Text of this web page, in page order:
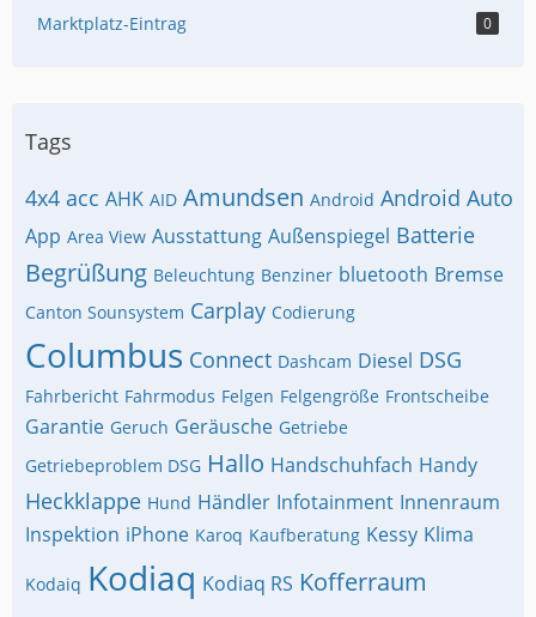
Marktplatz-Eintrag 0
Tags
4x4 acc AHK AID Amundsen Android Android Auto
App Area View Ausstattung Außenspiegel Batterie
Begrüßung Beleuchtung Benziner bluetooth Bremse
Canton Sounsystem Carplay Codierung
Columbus Connect Dashcam Diesel DSG
Fahrbericht Fahrmodus Felgen Felgengröße Frontscheibe
Garantie Geruch Geräusche Getriebe
Getriebeproblem DSG Hallo Handschuhfach Handy
Heckklappe Hund Händler Infotainment Innenraum
Inspektion iPhone Karoq Kaufberatung Kessy Klima
Kodaiq Kodiaq Kodiaq RS Kofferraum